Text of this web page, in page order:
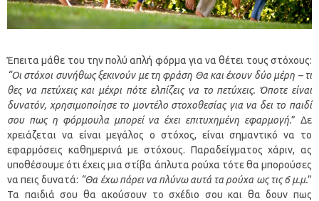
Έπειτα μάθε του την πολύ απλή φόρμα για να θέτει τους στόχους:
“Οι στόχοι συνήθως ξεκινούν με τη φράση Θα και έχουν δύο μέρη – τι
θες να πετύχεις και μέχρι πότε ελπίζεις να το πετύχεις. Όποτε είναι
δυνατόν, χρησιμοποίησε το μοντέλο στοχοθεσίας για να δει το παιδί
σου πως η φόρμουλα μπορεί να έχει επιτυχημένη εφαρμογή.” Δε
χρειάζεται να είναι μεγάλος ο στόχος, είναι σημαντικό να το
εφαρμόσεις καθημερινά με στόχους. Παραδείγματος χάριν, ας
υποθέσουμε ότι έχεις μια στίβα άπλυτα ρούχα τότε θα μπορούσες
να πεις δυνατά: “Θα έχω πάρει να πλύνω αυτά τα ρούχα ως τις 6 μ.μ.”
Τα παιδιά σου θα ακούσουν το σχέδιο σου και θα δουν πως